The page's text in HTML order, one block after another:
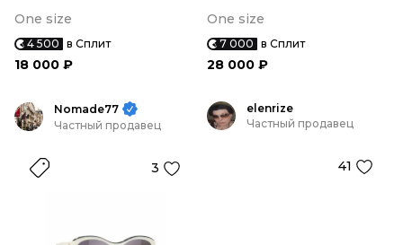
One size
4 500 в Сплит
18 000 ₽
One size
7 000 в Сплит
28 000 ₽
Nomade77
Частный продавец
3
elenrize
Частный продавец
41